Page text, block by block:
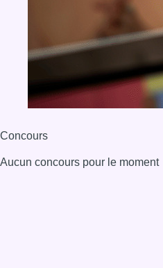
Concours
Aucun concours pour le moment